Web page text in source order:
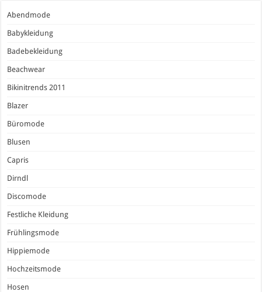
Abendmode
Babykleidung
Badebekleidung
Beachwear
Bikinitrends 2011
Blazer
Büromode
Blusen
Capris
Dirndl
Discomode
Festliche Kleidung
Frühlingsmode
Hippiemode
Hochzeitsmode
Hosen